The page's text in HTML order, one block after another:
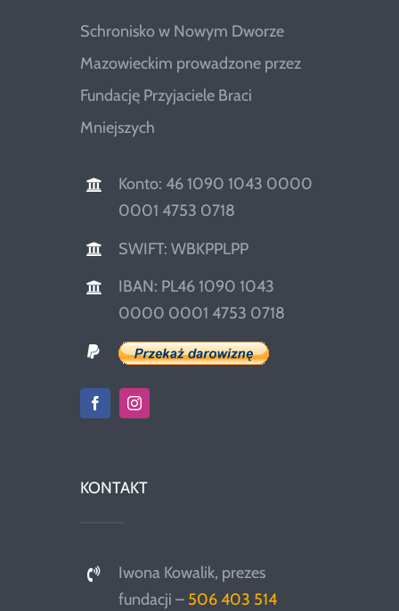
Schronisko w Nowym Dworze
Mazowieckim prowadzone przez
Fundację Przyjaciele Braci
Mniejszych
Konto: 46 1090 1043 0000
0001 4753 0718
SWIFT: WBKPPLPP
IBAN: PL46 1090 1043
0000 0001 4753 0718
KONTAKT
Iwona Kowalik, prezes
fundacji – 506 403 514